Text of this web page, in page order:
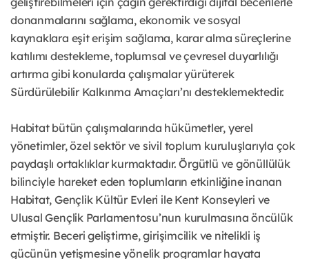
donanmalarını sağlama, ekonomik ve sosyal
kaynaklara eşit erişim sağlama, karar alma süreçlerine
katılımı destekleme, toplumsal ve çevresel duyarlılığı
artırma gibi konularda çalışmalar yürüterek
Sürdürülebilir Kalkınma Amaçları’nı desteklemektedir.
Habitat bütün çalışmalarında hükümetler, yerel
yönetimler, özel sektör ve sivil toplum kuruluşlarıyla çok
paydaşlı ortaklıklar kurmaktadır. Örgütlü ve gönüllülük
bilinciyle hareket eden toplumların etkinliğine inanan
Habitat, Gençlik Kültür Evleri ile Kent Konseyleri ve
Ulusal Gençlik Parlamentosu’nun kurulmasına öncülük
etmiştir. Beceri geliştirme, girişimcilik ve nitelikli iş
gücünün yetişmesine yönelik programlar hayata